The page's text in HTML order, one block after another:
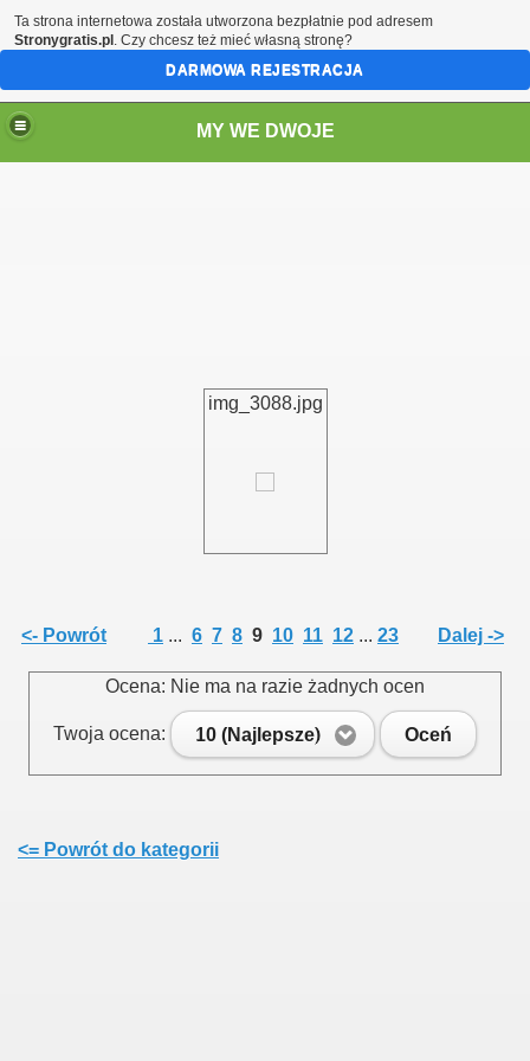
MY WE DWOJE
img_3088.jpg
<- Powrót 1 ... 6 7 8 9 10 11 12 ... 23 Dalej ->
Ocena: Nie ma na razie żadnych ocen
Twoja ocena: 10 (Najlepsze) Oceń
<= Powrót do kategorii
Ta strona internetowa została utworzona bezpłatnie pod adresem
Stronygratis.pl . Czy chcesz też mieć własną stronę?
DARMOWA REJESTRACJA